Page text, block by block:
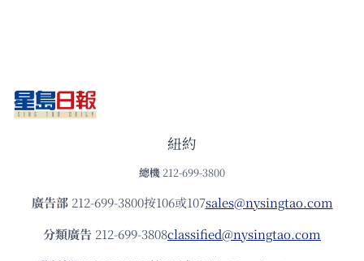
紐約
總機 212-699-3800
廣告部212-699-3800按106或107sales@nysingtao.com
分類廣告 212-699-3808classified@nysingtao.com